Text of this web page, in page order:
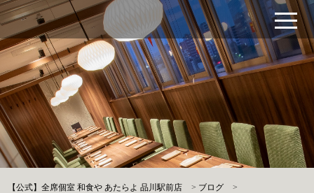
【公式】全席個室 和食や あたらよ 品川駅前店 > ブログ
>